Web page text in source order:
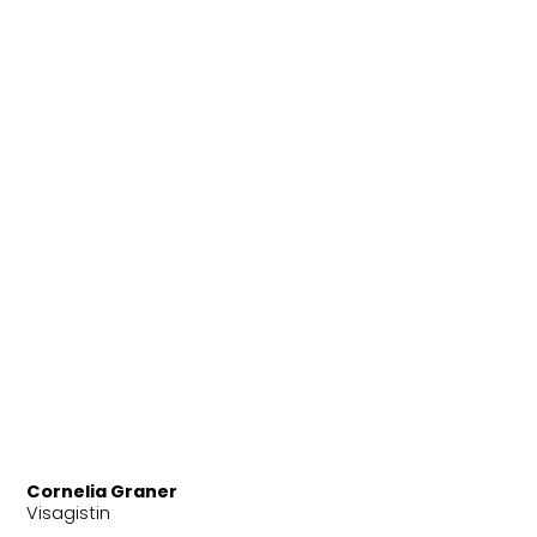
Cornelia Graner
Visagistin